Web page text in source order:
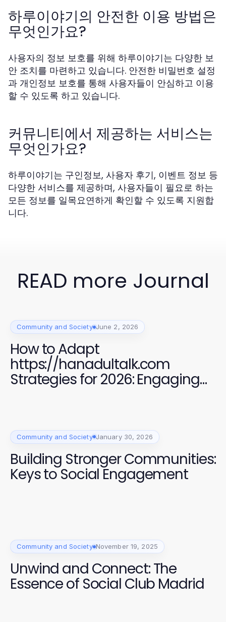
하루이야기의 안전한 이용 방법은
무엇인가요?
사용자의 정보 보호를 위해 하루이야기는 다양한 보
안 조치를 마련하고 있습니다. 안전한 비밀번호 설정
과 개인정보 보호를 통해 사용자들이 안심하고 이용
할 수 있도록 하고 있습니다.
커뮤니티에서 제공하는 서비스는
무엇인가요?
하루이야기는 구인정보, 사용자 후기, 이벤트 정보 등
다양한 서비스를 제공하며, 사용자들이 필요로 하는
모든 정보를 일목요연하게 확인할 수 있도록 지원합
니다.
READ more Journal
Community and Society June 2, 2026
How to Adapt
https://hanadultalk.com
Strategies for 2026: Engaging
the Hispanic Audience with
Community and Society January 30, 2026
Building Stronger Communities:
Keys to Social Engagement
Community and Society November 19, 2025
Unwind and Connect: The
Essence of Social Club Madrid